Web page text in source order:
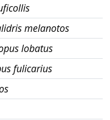
melanotos
lobatus
fulicarius